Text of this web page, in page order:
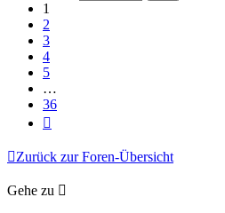
1
2
3
4
5
…
36
Zurück zur Foren-Übersicht
Gehe zu